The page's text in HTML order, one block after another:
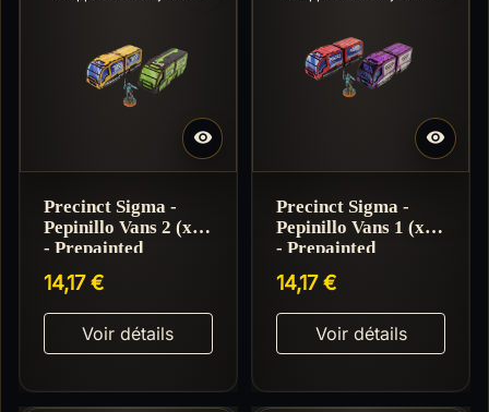

Precinct Sigma -
Pepinillo Vans 2 (x2)
- Prepainted
14,17 €
Voir détails

Precinct Sigma -
Pepinillo Vans 1 (x2)
- Prepainted
14,17 €
Voir détails